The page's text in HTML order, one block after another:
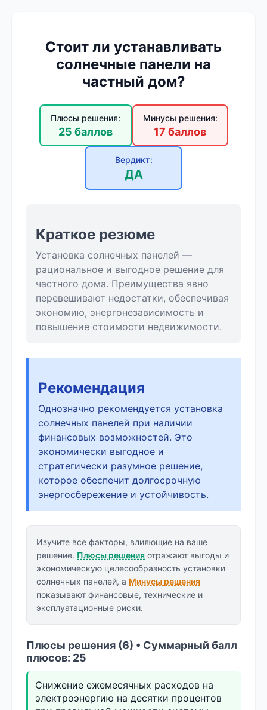
Стоит ли устанавливать
солнечные панели на
частный дом?
Плюсы решения:
25 баллов
Минусы решения:
17 баллов
Вердикт:
ДА
Краткое резюме
Установка солнечных панелей —
рациональное и выгодное решение для
частного дома. Преимущества явно
перевешивают недостатки, обеспечивая
экономию, энергонезависимость и
повышение стоимости недвижимости.
Рекомендация
Однозначно рекомендуется установка
солнечных панелей при наличии
финансовых возможностей. Это
экономически выгодное и
стратегически разумное решение,
которое обеспечит долгосрочную
энергосбережение и устойчивость.
Изучите все факторы, влияющие на ваше
решение. Плюсы решения отражают выгоды и
экономическую целесообразность установки
солнечных панелей, а Минусы решения
показывают финансовые, технические и
эксплуатационные риски.
Плюсы решения (6) • Суммарный балл
плюсов: 25
Снижение ежемесячных расходов на
электроэнергию на десятки процентов